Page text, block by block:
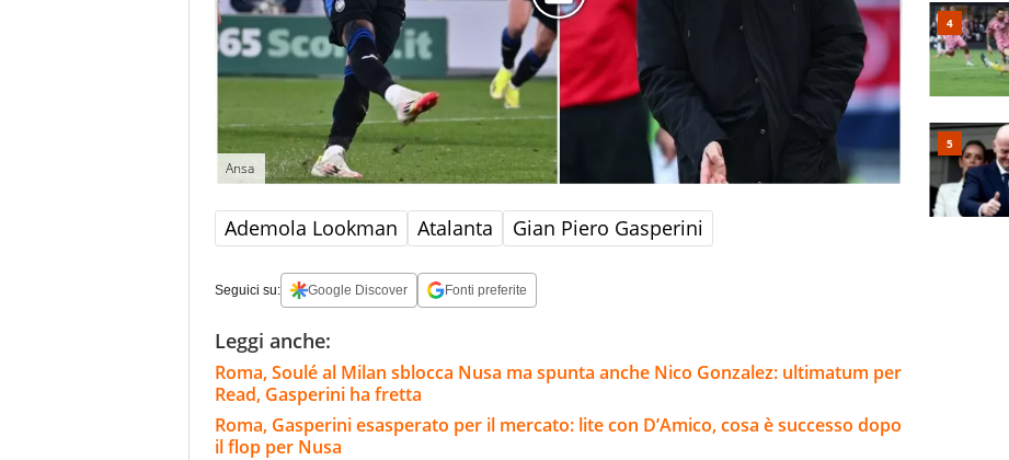
Ansa
Ademola Lookman Atalanta Gian Piero Gasperini
Seguici su: Google Discover Fonti preferite
Leggi anche:
Roma, Soulé al Milan sblocca Nusa ma spunta anche Nico Gonzalez: ultimatum per
Read, Gasperini ha fretta
Roma, Gasperini esasperato per il mercato: lite con D’Amico, cosa è successo dopo
il flop per Nusa